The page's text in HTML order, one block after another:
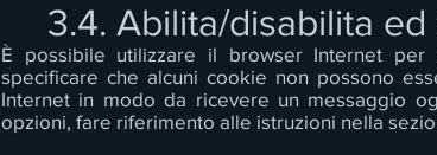
3.4. Abilita/disabilita
È possibile utilizzare il browser Internet per
specificare che alcuni cookie non possono
Internet in modo da ricevere un messaggio
opzioni, fare riferimento alle istruzioni nella